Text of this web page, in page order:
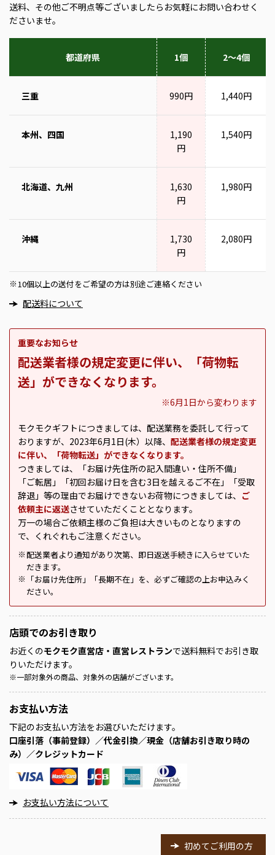
送料、その他ご不明点等ございましたらお気軽にお問い合わせく
ださいませ。
都道府県 1個 2～4個
三重 990円 1,440円
本州、四国
1,190
円
1,540円
北海道、九州
1,630
円
1,980円
沖縄
1,730
円
2,080円
※ 10個以上の送付をご希望の方は別途ご連絡ください
配送料について
重要なお知らせ
配送業者様の規定変更に伴い、「荷物転
送」ができなくなります。
※6月1日から変わります
モクモクギフトにつきましては、配送業務を委託して行って
おりますが、2023年6月1日(木）以降、 配送業者様の規定変更
に伴い、「荷物転送」ができなくなります。
つきましては、「お届け先住所の記入間違い・住所不備」
「ご転居」「初回お届け日を含む3日を越えるご不在」「受取
辞退」等の理由でお届けできないお荷物につきましては、 ご
依頼主に返送させていただくこととなります。
万一の場合ご依頼主様のご負担は大きいものとなりますの
で、くれぐれもご注意ください。
※ 配送業者より通知があり次第、即日返送手続きに入らせていた
だきます。
※
「お届け先住所」「長期不在」を、必ずご確認の上お申込みく
ださい。
店頭でのお引き取り
お近くのモクモク直営店・直営レストランで送料無料でお引き取
りいただけます。
※一部対象外の商品、対象外の店舗がございます。
お支払い方法
下記のお支払い方法をお選びいただけます。
口座引落（事前登録）／代金引換／現金（店舗お引き取り時の
み）／クレジットカード
お支払い方法について
初めてご利用の方